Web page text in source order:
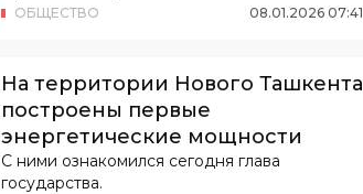
ОБЩЕСТВО 08.01.2026 07:41
На территории Нового Ташкента
построены первые
энергетические мощности
С ними ознакомился сегодня глава
государства.